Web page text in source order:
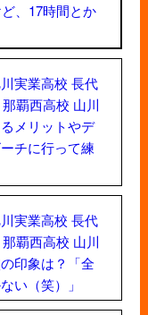
、17時間とか
実業高校 長代
覇西高校 山川
メリットやデ
チに行って練
実業高校 長代
覇西高校 山川
印象は？「全
い（笑）」